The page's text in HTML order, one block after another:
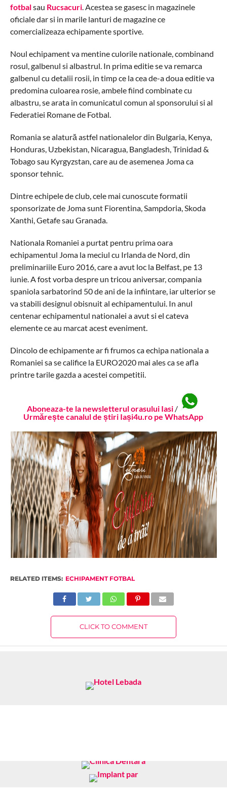
fotbalsau Rucsacuri. Acestea se gasesc in magazinele
oficiale dar si in marile lanturi de magazine ce
comercializeaza echipamente sportive.
Noul echipament va mentine culorile nationale, combinand
rosul, galbenul si albastrul. In prima editie se va remarca
galbenul cu detalii rosii, in timp ce la cea de-a doua editie va
predomina culoarea rosie, ambele fiind combinate cu
albastru, se arata in comunicatul comun al sponsorului si al
Federatiei Romane de Fotbal.
Romania se alatură astfel nationalelor din Bulgaria, Kenya,
Honduras, Uzbekistan, Nicaragua, Bangladesh, Trinidad &
Tobago sau Kyrgyzstan, care au de asemenea Joma ca
sponsor tehnic.
Dintre echipele de club, cele mai cunoscute formatii
sponsorizate de Joma sunt Fiorentina, Sampdoria, Skoda
Xanthi, Getafe sau Granada.
Nationala Romaniei a purtat pentru prima oara
echipamentul Joma la meciul cu Irlanda de Nord, din
preliminariile Euro 2016, care a avut loc la Belfast, pe 13
iunie. A fost vorba despre un tricou aniversar, compania
spaniola sarbatorind 50 de ani de la infiintare, iar ulterior se
va stabili designul obisnuit al echipamentului. In anul
centenar echipamentul nationalei a avut si el cateva
elemente ce au marcat acest eveniment.
Dincolo de echipamente ar fi frumos ca echipa nationala a
Romaniei sa se califice la EURO2020 mai ales ca se afla
printre tarile gazda a acestei competitii.
Aboneaza-te la newsletterul orasului Iasi /
Urmărește canalul de știri Iași4u.ro pe WhatsApp
RELATED ITEMS: ECHIPAMENT FOTBAL
CLICK TO COMMENT